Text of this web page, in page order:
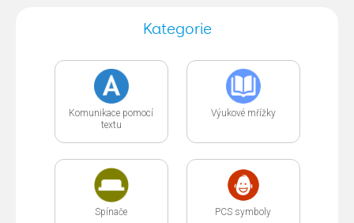
Kategorie
Komunikace pomocí
textu
Výukové mřížky
Spínače PCS symboly